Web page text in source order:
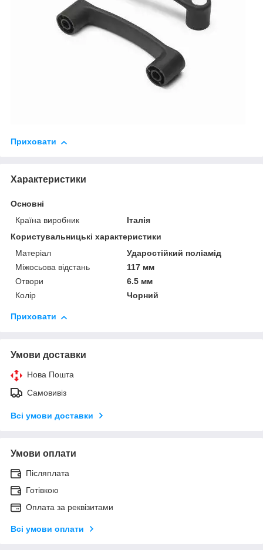
Приховати
Характеристики
Основні
Країна виробник
Італія
Користувальницькі характеристики
Матеріал
Ударостійкий поліамід
Міжосьова відстань
117 мм
Отвори
6.5 мм
Колір
Чорний
Приховати
Умови доставки
Нова Пошта
Самовивіз
Всі умови доставки
Умови оплати
Післяплата
Готівкою
Оплата за реквізитами
Всі умови оплати